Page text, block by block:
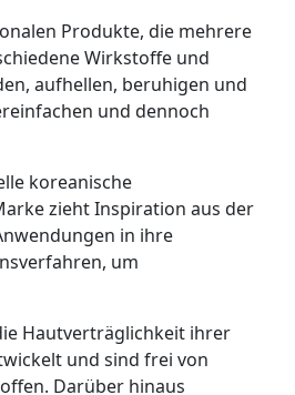
Produkte, die mehrere
Wirkstoffe und
aufhellen, beruhigen und
und dennoch
koreanische
zieht Inspiration aus der
in ihre
um
Hautverträglichkeit ihrer
und sind frei von
Darüber hinaus